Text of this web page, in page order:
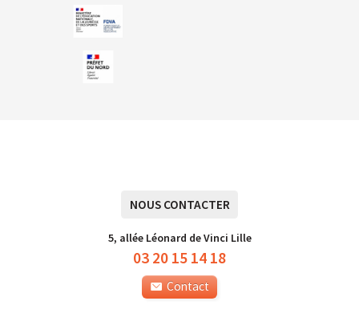
NOUS CONTACTER
5, allée Léonard de Vinci Lille
03 20 15 14 18
Contact